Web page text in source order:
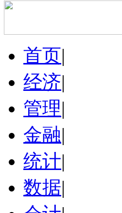
首页|
经济|
管理|
金融|
统计|
数据|